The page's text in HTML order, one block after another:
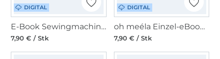
DIGITAL
E-Book Sewingmachina Puffertasche Boris
7,90 € / Stk
DIGITAL
oh meéla Einzel-eBook ohSaddi
7,90 € / Stk